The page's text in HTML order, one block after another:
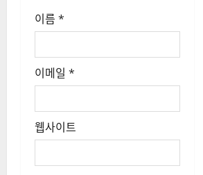
이름 *
이메일 *
웹사이트